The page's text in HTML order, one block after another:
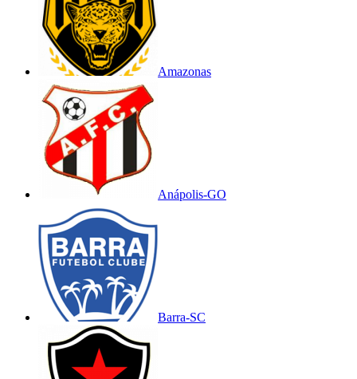
Amazonas
Anápolis-GO
Barra-SC